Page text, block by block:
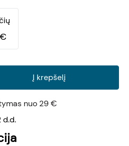
€
Į krepšelį
nuo 29 €
d.d.